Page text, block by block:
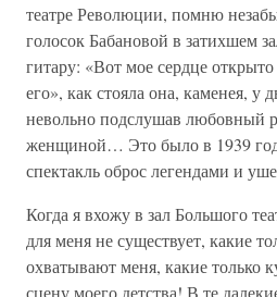
театре Революции, помню
голосок Бабановой в затихшем
гитару: «Вот мое сердце
его», как стояла она, каменея, у
невольно подслушав любовный
женщиной… Это было в 1939
спектакль оброс легендами и
Когда я вхожу в зал Большого
для меня не существует, какие
охватывают меня, какие только
сцену моего детства! В те